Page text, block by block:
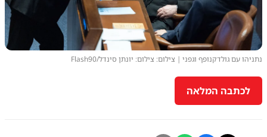
נתניהו עם גולדקנופף וגפני | צילום: צילום: יונתן סינדל/Flash90
לכתבה המלאה